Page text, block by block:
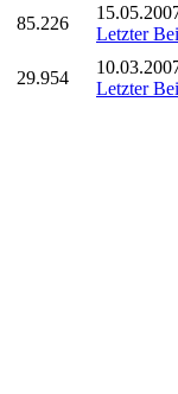
85.226
Letzter
29.954
Letzter